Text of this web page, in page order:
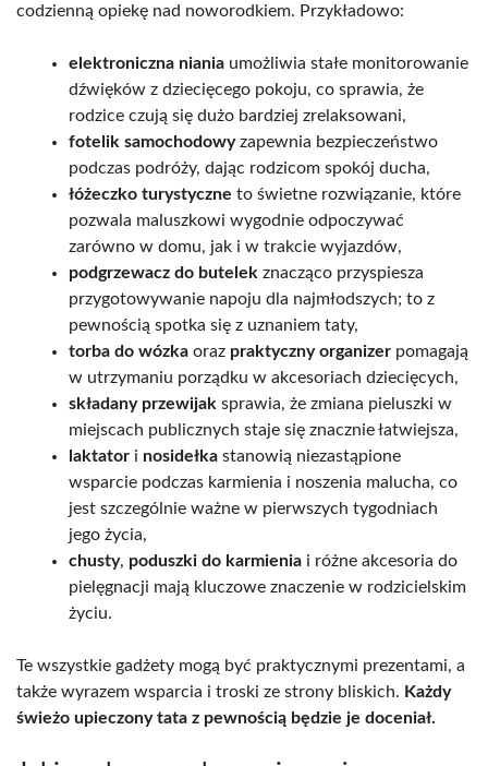
codzienną opiekę nad noworodkiem. Przykładowo:
elektroniczna niania umożliwia stałe monitorowanie
dźwięków z dziecięcego pokoju, co sprawia, że
rodzice czują się dużo bardziej zrelaksowani,
fotelik samochodowyzapewnia bezpieczeństwo
podczas podróży, dając rodzicom spokój ducha,
łóżeczko turystyczne to świetne rozwiązanie, które
pozwala maluszkowi wygodnie odpoczywać
zarówno w domu, jak i w trakcie wyjazdów,
podgrzewacz do butelek znacząco przyspiesza
przygotowywanie napoju dla najmłodszych; to z
pewnością spotka się z uznaniem taty,
torba do wózka oraz praktyczny organizer pomagają
w utrzymaniu porządku w akcesoriach dziecięcych,
składany przewijak sprawia, że zmiana pieluszki w
miejscach publicznych staje się znacznie łatwiejsza,
laktator i nosidełka stanowią niezastąpione
wsparcie podczas karmienia i noszenia malucha, co
jest szczególnie ważne w pierwszych tygodniach
jego życia,
chusty, poduszki do karmienia i różne akcesoria do
pielęgnacji mają kluczowe znaczenie w rodzicielskim
życiu.
Te wszystkie gadżety mogą być praktycznymi prezentami, a
także wyrazem wsparcia i troski ze strony bliskich. Każdy
świeżo upieczony tata z pewnością będzie je doceniał.